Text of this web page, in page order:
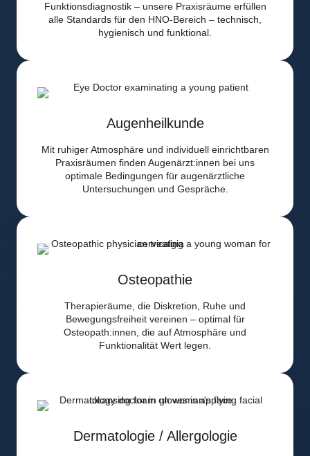
Funktionsdiagnostik – unsere Praxisräume erfüllen
alle Standards für den HNO-Bereich – technisch,
hygienisch und funktional.
Augenheilkunde
Mit ruhiger Atmosphäre und individuell einrichtbaren
Praxisräumen finden Augenärzt:innen bei uns
optimale Bedingungen für augenärztliche
Untersuchungen und Gespräche.
Osteopathie
Therapieräume, die Diskretion, Ruhe und
Bewegungsfreiheit vereinen – optimal für
Osteopath:innen, die auf Atmosphäre und
Funktionalität Wert legen.
Dermatologie / Allergologie